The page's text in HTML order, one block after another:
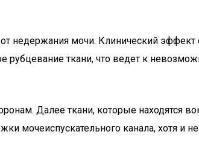
недержания мочи. Клинический эффект
рубцевание ткани, что ведет к
Далее ткани, которые находятся
мочеиспускательного канала, хотя и